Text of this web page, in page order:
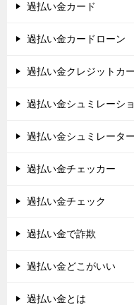
過払い金カード
過払い金カードローン
過払い金クレジットカ
過払い金シュミレーシ
過払い金シュミレーター
過払い金チェッカー
過払い金チェック
過払い金で詐欺
過払い金どこがいい
過払い金とは